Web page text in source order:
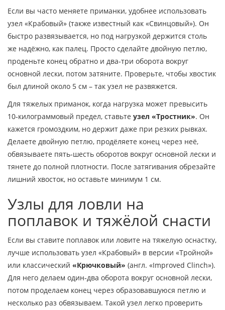
Если вы часто меняете приманки, удобнее использовать
узел «Крабовый» (также известный как «Свинцовый»). Он
быстро развязывается, но под нагрузкой держится столь
же надёжно, как палец. Просто сделайте двойную петлю,
проденьте конец обратно и два‑три оборота вокруг
основной лески, потом затяните. Проверьте, чтобы хвостик
был длиной около 5 см – так узел не развяжется.
Для тяжелых приманок, когда нагрузка может превысить
10‑килограммовый предел, ставьте узел «Тростник». Он
кажется громоздким, но держит даже при резких рывках.
Делаете двойную петлю, продёляете конец через неё,
обвязываете пять‑шесть оборотов вокруг основной лески и
тянете до полной плотности. После затягивания обрезайте
лишний хвосток, но оставьте минимум 1 см.
Узлы для ловли на
поплавок и тяжёлой снасти
Если вы ставите поплавок или ловите на тяжелую оснастку,
лучше использовать узел «Крабовый» в версии «Тройной»
или классический «Крючковый» (англ. «Improved Clinch»).
Для него делаем один‑два оборота вокруг основной лески,
потом проделаем конец через образовавшуюся петлю и
несколько раз обвязываем. Такой узел легко проверить